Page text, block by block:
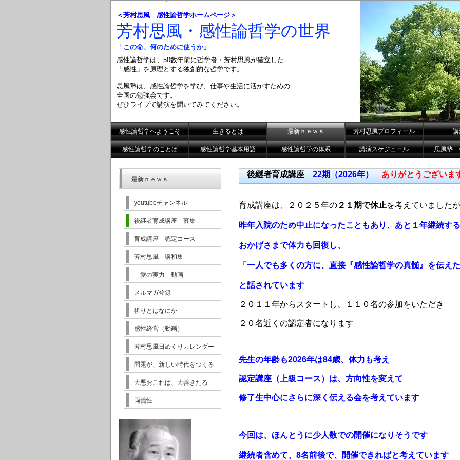
＜芳村思風 感性論哲学ホームページ＞
芳村思風・感性論哲学の世界
「この命、何のために使うか」
感性論哲学は、50数年前に哲学者・芳村思風が確立した
「感性」を原理とする独創的な哲学です。
思風塾は、感性論哲学を学び、仕事や生活に活かすための
全国の勉強会です。
ぜひライブで講演を聞いてみてください。
感性論哲学へようこそ 生きるとは 最新ｎｅｗｓ 芳村思風プロフィール
感性論哲学のことば 感性論哲学基本用語 感性論哲学の体系 講演スケジュール 思風塾
後継者育成講座 22期（2026年） ありがとうございま
育成講座は、２０２５年の ２１期で休止を考えていましたが
昨年入院のため中止になったこともあり、 あと１年継続す
おかげさまで体力も回復し、
「一人でも多くの方に、直接『感性論哲学の真髄』を伝え
と話されています
２ ０１１年からスタートし、１１０名の参加をいただき
２０名近くの認定者になります
先生の年齢も2026年は84歳、体力も考え
認定講座（上級コース）は、 方向性を変えて
修了生中心にさらに深く伝える会を考えています
今回は、 ほんとうに少人数での開催になりそうです
継続者含めて、8名前後で、開催できればと考えています
最新ｎｅｗｓ
youtubeチャンネル
後継者育成講座 募集
育成講座 認定コース
芳村思風 講和集
「愛の実力」動画
メルマガ登録
祈りとはなにか
感性経営（動画）
芳村思風日めくりカレンダー
問題が、新しい時代をつくる
大悪おこれば、大善きたる
両義性